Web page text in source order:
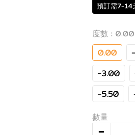
預訂需7-14
度數 : 0.00
0.00
-3.00
-5.50
數量